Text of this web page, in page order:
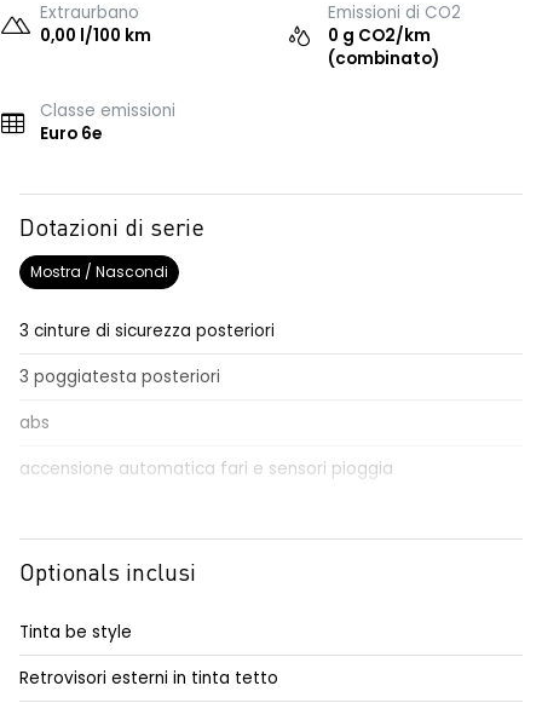
Extraurbano
0,00 l/100 km
Emissioni di CO2
0 g CO2/km
(combinato)
Classe emissioni
Euro 6e
Dotazioni di serie
Mostra / Nascondi
3 cinture di sicurezza posteriori
3 poggiatesta posteriori
abs
accensione automatica fari e sensori pioggia
airbag frontale conducente e passeggero
alzacristalli posteriori elettrici impulsionali
Optionals inclusi
Tinta be style
Retrovisori esterni in tinta tetto